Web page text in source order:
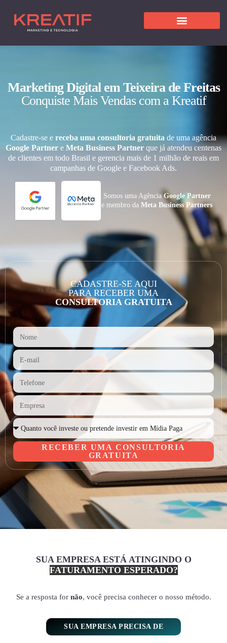
Marketing Digital em Teixeira de Freitas
Conquiste Mais Vendas com a Kreatif
Cadastre-se e receba uma consultoria gratuita de uma agência
Google Partner e Meta Business Partner que já atendeu centenas
de clientes em todo Brasil e gerencia mais de 1 milhão de reais em
campanhas de Google e Facebook Ads.
Somos uma AgênciaGoogle Partner
e membro daMeta Business Partners
CADASTRE-SE AQUI
PARA RECEBER UMA
CONSULTORIA GRATUITA
RECEBER UMA CONSULTORIA
GRATUITA
SUA EMPRESA ESTÁ ATINGINDO O
FATURAMENTO ESPERADO?
Se a resposta for não, você precisa conhecer o nosso método.
SUA EMPRESA PRECISA DE